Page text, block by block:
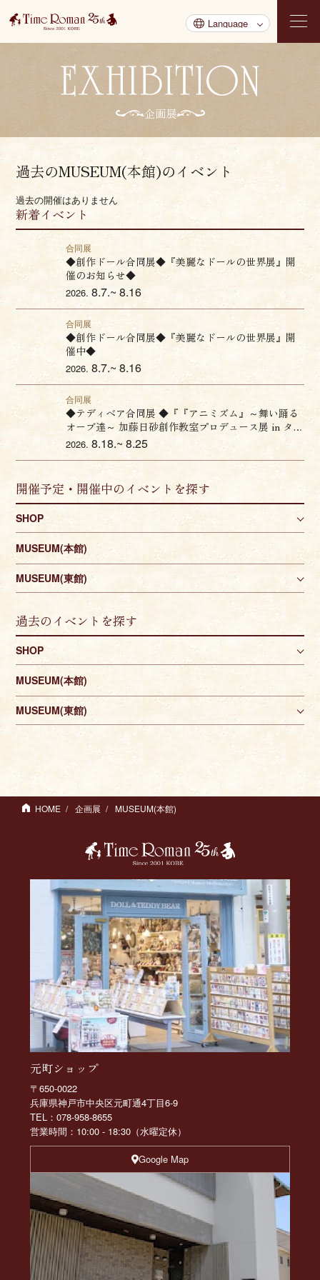
企画展
過去のMUSEUM(本館)のイベント
過去の開催はありません
新着イベント
合同展
◆創作ドール合同展◆『美麗なドールの世界展』開
催のお知らせ◆
2026.8.7.~ 8.16
合同展
◆創作ドール合同展◆『美麗なドールの世界展』開
催中◆
2026.8.7.~ 8.16
合同展
◆テディベア合同展 ◆『『アニミズム』～舞い踊る
オーブ達～ 加藤日砂創作教室プロデュース展 in タイ
ムロマン』開催のお知らせ♦
2026.8.18.~ 8.25
開催予定・開催中のイベントを探す
SHOP
MUSEUM(本館)
MUSEUM(東館)
過去のイベントを探す
SHOP
MUSEUM(本館)
MUSEUM(東館)
HOME 企画展 MUSEUM(本館)
元町ショップ
〒650-0022
兵庫県神戸市中央区元町通4丁目6-9
TEL：078-958-8655
営業時間：10:00 - 18:30（水曜定休）
Google Map